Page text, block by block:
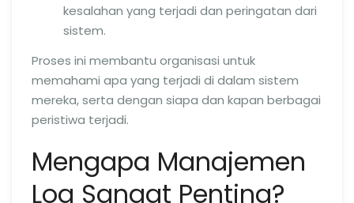
kesalahan yang terjadi dan peringatan dari
sistem.
Proses ini membantu organisasi untuk
memahami apa yang terjadi di dalam sistem
mereka, serta dengan siapa dan kapan berbagai
peristiwa terjadi.
Mengapa Manajemen
Log Sangat Penting?